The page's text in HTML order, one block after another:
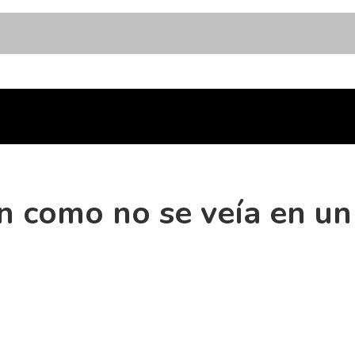
como no se veía en